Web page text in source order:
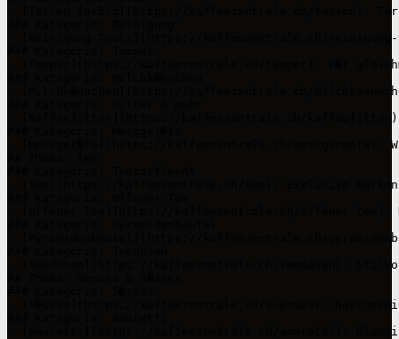
- [Tassen farbig](https://kaffeezentrale.ch/tassen):
- [Reinigung-Tools](https://kaffeezentrale.ch/
- [Tamper](https://kaffeezentrale.ch/tamper): F�r
- [Milchk�nnchen](https://kaffeezentrale.ch/
- [Kaffeefilter](https://kaffeezentrale.ch/
- [Messger�te](https://kaffeezentrale.ch/messgeraete):
- [Tee](https://kaffeezentrale.ch/tee): Exklusive
- [offener Tee](https://kaffeezentrale.ch/offener-tee):
- [Pyramidenbeutel](https://kaffeezentrale.ch/
- [Teedosen](https://kaffeezentrale.ch/teedosen):
- [S�sses](https://kaffeezentrale.ch/suesses):
- [Amaretti](https://kaffeezentrale.ch/amaretti):